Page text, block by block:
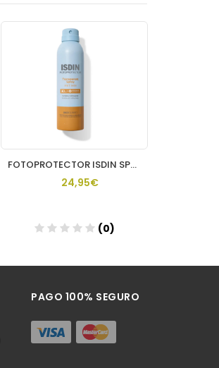
FOTOPROTECTOR ISDIN SPF30 SPRAY TRANSPARENT WET SKIN 250 M
24,95€
(0)
PAGO 100% SEGURO